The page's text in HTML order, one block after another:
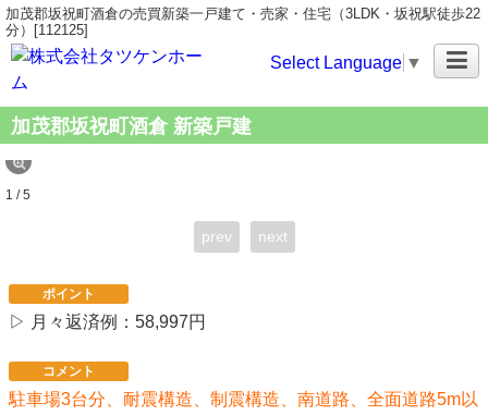
加茂郡坂祝町酒倉の売買新築一戸建て・売家・住宅（3LDK・坂祝駅徒歩22
分）[112125]
Select Language ▼
加茂郡坂祝町酒倉 新築戸建
1 / 5
prev next
ポイント
▷ 月々返済例：58,997円
コメント
駐車場3台分、耐震構造、制震構造、南道路、全面道路5m以